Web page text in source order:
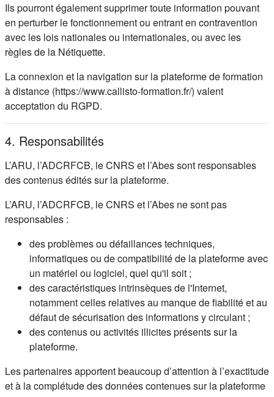
Ils pourront également supprimer toute information pouvant
en perturber le fonctionnement ou entrant en contravention
avec les lois nationales ou internationales, ou avec les
règles de la Nétiquette.
La connexion et la navigation sur la plateforme de formation
à distance (https://www.callisto-formation.fr/) valent
acceptation du RGPD.
4. Responsabilités
L’ARU, l’ADCRFCB, le CNRS et l’Abes sont responsables
des contenus édités sur la plateforme.
L’ARU, l’ADCRFCB, le CNRS et l’Abes ne sont pas
responsables :
des problèmes ou défaillances techniques,
informatiques ou de compatibilité de la plateforme avec
un matériel ou logiciel, quel qu'il soit ;
des caractéristiques intrinsèques de l'Internet,
notamment celles relatives au manque de fiabilité et au
défaut de sécurisation des informations y circulant ;
des contenus ou activités illicites présents sur la
plateforme.
Les partenaires apportent beaucoup d’attention à l’exactitude
et à la complétude des données contenues sur la plateforme